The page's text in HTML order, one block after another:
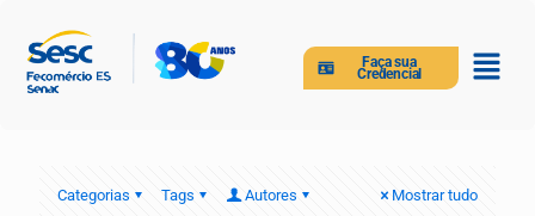
Faça sua
Credencial
Categorias Tags Autores Mostrar tudo